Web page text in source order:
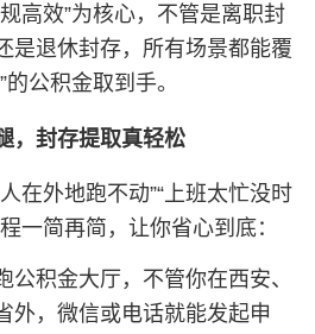
高效”为核心，不管是离职封
是退休封存，所有场景都能覆
公积金取到手。
，封存提取真轻松
在外地跑不动”“上班太忙没时
一简再简，让你省心到底：
公积金大厅，不管你在西安、
外，微信或电话就能发起申